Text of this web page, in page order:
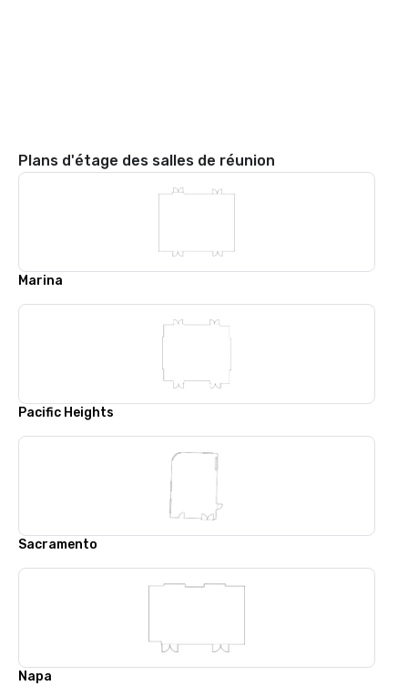
Plans d'étage des salles de réunion
Marina
Pacific Heights
Sacramento
Napa